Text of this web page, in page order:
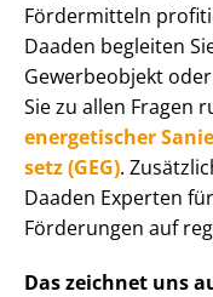
Fördermitteln
Daaden begleiten
Gewerbeobjekt
Sie zu allen Fragen
energetischer
setz (GEG).
Daaden Experten
Förderungen auf
Das zeichnet uns